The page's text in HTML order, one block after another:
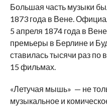
Большая часть музыки
1873 года в Вене.
5 апреля 1874 года в
премьеры в Берлине и
ставилась тысячи раз по
15 фильмах.
«Летучая мышь» — не
музыкальное и